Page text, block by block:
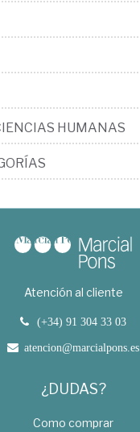
HUMANAS
Atención al cliente
(+34) 91 304 33 03
atencion@marcialpons.es
¿DUDAS?
Como comprar